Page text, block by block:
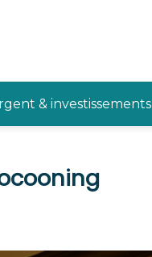
& investissements